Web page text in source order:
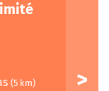
(5 km)